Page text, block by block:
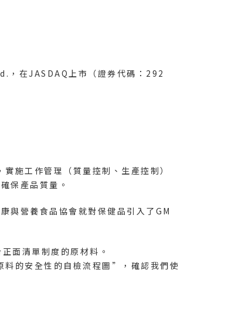
在JASDAQ上市（證券代碼：292
施工作管理（質量控制、生產控制）
保產品質量。
與營養食品協會就對保健品引入了GM
清單制度的原材料。
的安全性的自檢流程圖”，確認我們使